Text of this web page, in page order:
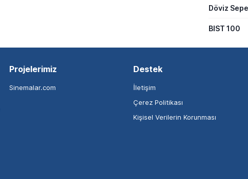
Döviz
BIST 100
Projelerimiz
Sinemalar.com
Destek
İletişim
Çerez Politikası
Kişisel Verilerin Korunması